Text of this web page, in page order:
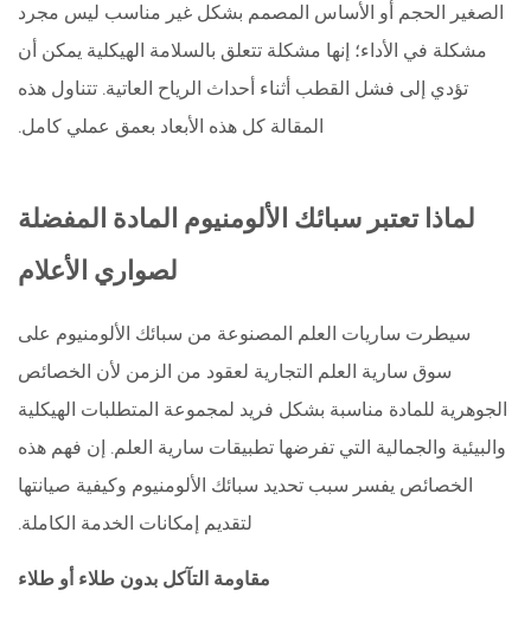
الصغير الحجم أو الأساس المصمم بشكل غير مناسب ليس مجرد
مشكلة في الأداء؛ إنها مشكلة تتعلق بالسلامة الهيكلية يمكن أن
تؤدي إلى فشل القطب أثناء أحداث الرياح العاتية. تتناول هذه
المقالة كل هذه الأبعاد بعمق عملي كامل.
لماذا تعتبر سبائك الألومنيوم المادة المفضلة
لصواري الأعلام
سيطرت ساريات العلم المصنوعة من سبائك الألومنيوم على
سوق سارية العلم التجارية لعقود من الزمن لأن الخصائص
الجوهرية للمادة مناسبة بشكل فريد لمجموعة المتطلبات الهيكلية
والبيئية والجمالية التي تفرضها تطبيقات سارية العلم. إن فهم هذه
الخصائص يفسر سبب تحديد سبائك الألومنيوم وكيفية صيانتها
لتقديم إمكانات الخدمة الكاملة.
مقاومة التآكل بدون طلاء أو طلاء